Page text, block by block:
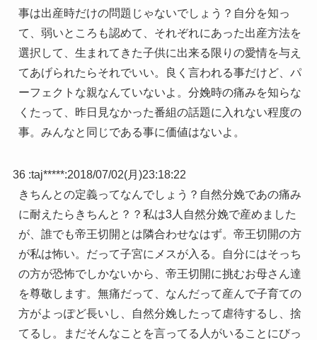
事は出産時だけの問題じゃないでしょう？自分を知っ
て、弱いところも認めて、それぞれにあった出産方法を
選択して、生まれてきた子供に出来る限りの愛情を与え
てあげられたらそれでいい。良く言われる事だけど、パ
ーフェクトな親なんていないよ。分娩時の痛みを知らな
くたって、昨日見なかった番組の話題に入れない程度の
事。みんなと同じである事に価値はないよ。
36 :taj*****:2018/07/02(月)23:18:22
きちんとの定義ってなんでしょう？自然分娩であの痛み
に耐えたらきちんと？？私は3人自然分娩で産めました
が、誰でも帝王切開とは隣合わせなはず。帝王切開の方
が私は怖い。だって子宮にメスが入る。自分にはそっち
の方が恐怖でしかないから、帝王切開に挑むお母さん達
を尊敬します。無痛だって、なんだって産んで子育ての
方がよっぽど長いし、自然分娩したって虐待するし、捨
てるし。まだそんなことを言ってる人がいることにびっ